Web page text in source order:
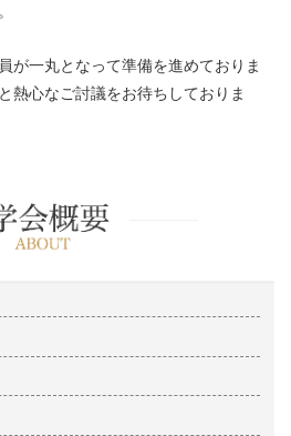
が一丸となって準備を進めておりま
熱心なご討議をお待ちしておりま